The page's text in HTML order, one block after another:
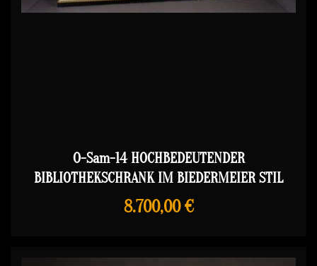
O-Sam-14 HOCHBEDEUTENDER
BIBLIOTHEKSCHRANK IM BIEDERMEIER STIL
8.700,00 €